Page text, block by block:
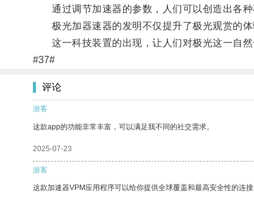
通过调节加速器的参数，人们可以创造出各种
极光加器速器的发明不仅提升了极光观赏的体
这一科技装置的出现，让人们对极光这一自然
#37#
评论
游客
这款app的功能非常丰富，可以满足我不同的社交需求。
2025-07-23
游客
这款加速器VPM应用程序可以给你提供全球覆盖和最高安全性的连接